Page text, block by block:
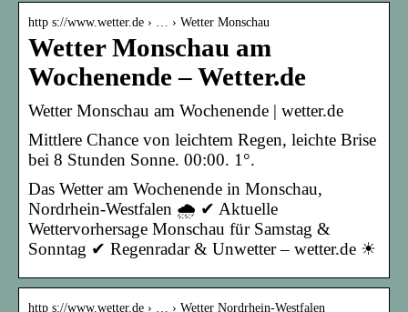
http s://www.wetter.de › … › Wetter Monschau
Wetter Monschau am
Wochenende – Wetter.de
Wetter Monschau am Wochenende | wetter.de
Mittlere Chance von leichtem Regen, leichte Brise
bei 8 Stunden Sonne. 00:00. 1°.
Das Wetter am Wochenende in Monschau,
Nordrhein-Westfalen 🌧️ ✔ Aktuelle
Wettervorhersage Monschau für Samstag &
Sonntag ✔ Regenradar & Unwetter – wetter.de ☀
http s://www.wetter.de › … › Wetter Nordrhein-Westfalen